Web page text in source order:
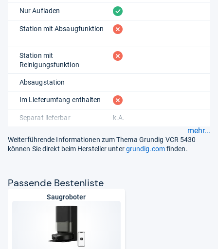
Nur Aufladen vorhanden
Station mit Absaugfunktion fehlt
Station mit
Reinigungsfunktion
fehlt
Absaugstation
Im Lieferumfang enthalten fehlt
Separat lieferbar k.A.
mehr...
Weiterführende Informationen zum Thema Grundig VCR 5430
können Sie direkt beim Hersteller untergrundig.comfinden.
Pas­sende Bes­ten­liste
Saugroboter